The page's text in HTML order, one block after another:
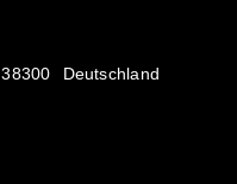
38300
Deutschland